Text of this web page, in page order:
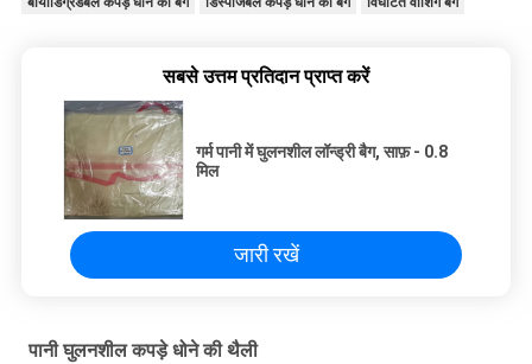
सबसे उत्तम प्रतिदान प्राप्त करें
गर्म पानी में घुलनशील लॉन्ड्री बैग, साफ़ - 0.8
मिल
जारी रखें
पानी घुलनशील कपड़े धोने की थैली